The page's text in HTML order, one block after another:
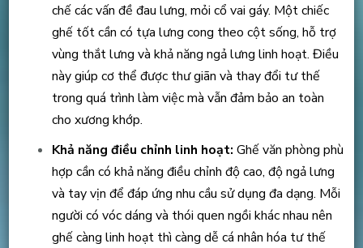
chế các vấn đề đau lưng, mỏi cổ vai gáy. Một chiếc
ghế tốt cần có tựa lưng cong theo cột sống, hỗ trợ
vùng thắt lưng và khả năng ngả lưng linh hoạt. Điều
này giúp cơ thể được thư giãn và thay đổi tư thế
trong quá trình làm việc mà vẫn đảm bảo an toàn
cho xương khớp.
Khả năng điều chỉnh linh hoạt: Ghế văn phòng phù
hợp cần có khả năng điều chỉnh độ cao, độ ngả lưng
và tay vịn để đáp ứng nhu cầu sử dụng đa dạng. Mỗi
người có vóc dáng và thói quen ngồi khác nhau nên
ghế càng linh hoạt thì càng dễ cá nhân hóa tư thế